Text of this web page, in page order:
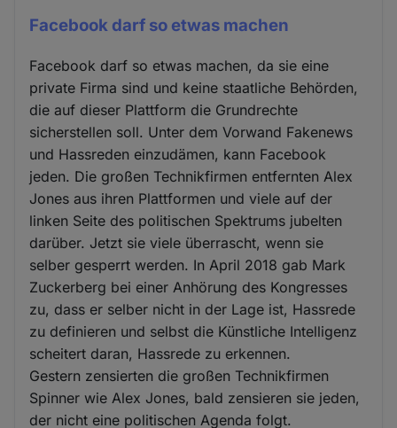
Facebook darf so etwas machen
Facebook darf so etwas machen, da sie eine
private Firma sind und keine staatliche Behörden,
die auf dieser Plattform die Grundrechte
sicherstellen soll. Unter dem Vorwand Fakenews
und Hassreden einzudämen, kann Facebook
jeden. Die großen Technikfirmen entfernten Alex
Jones aus ihren Plattformen und viele auf der
linken Seite des politischen Spektrums jubelten
darüber. Jetzt sie viele überrascht, wenn sie
selber gesperrt werden. In April 2018 gab Mark
Zuckerberg bei einer Anhörung des Kongresses
zu, dass er selber nicht in der Lage ist, Hassrede
zu definieren und selbst die Künstliche Intelligenz
scheitert daran, Hassrede zu erkennen.
Gestern zensierten die großen Technikfirmen
Spinner wie Alex Jones, bald zensieren sie jeden,
der nicht eine politischen Agenda folgt.